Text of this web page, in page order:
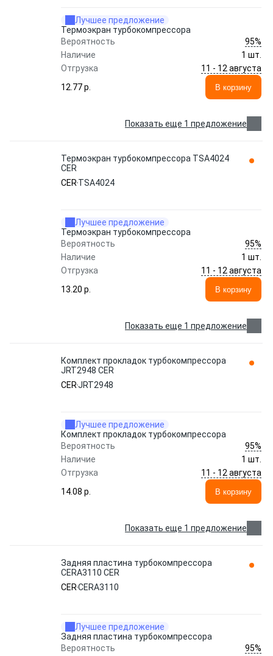
Лучшее предложение
Термоэкран турбокомпрессора
Вероятность
95%
Наличие
1 шт.
Отгрузка
11 - 12 августа
12.77 p.
В корзину
Показать еще 1 предложение
Термоэкран турбокомпрессора TSA4024
CER
CER TSA4024
Лучшее предложение
Термоэкран турбокомпрессора
Вероятность
95%
Наличие
1 шт.
Отгрузка
11 - 12 августа
13.20 p.
В корзину
Показать еще 1 предложение
Комплект прокладок турбокомпрессора
JRT2948 CER
CERJRT2948
Лучшее предложение
Комплект прокладок турбокомпрессора
Вероятность
95%
Наличие
1 шт.
Отгрузка
11 - 12 августа
14.08 p.
В корзину
Показать еще 1 предложение
Задняя пластина турбокомпрессора
CERA3110 CER
CERCERA3110
Лучшее предложение
Задняя пластина турбокомпрессора
Вероятность
95%